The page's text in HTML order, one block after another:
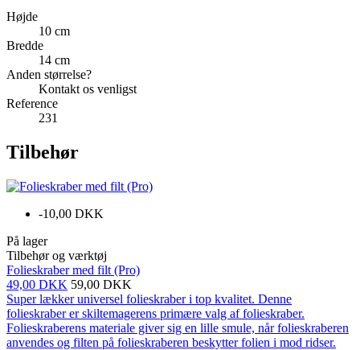
Højde
10 cm
Bredde
14 cm
Anden størrelse?
Kontakt os venligst
Reference
231
Tilbehør
-10,00 DKK
På lager
Tilbehør og værktøj
Folieskraber med filt (Pro)
49,00 DKK 59,00 DKK
Super lækker universel folieskraber i top kvalitet. Denne
folieskraber er skiltemagerens primære valg af folieskraber.
Folieskraberens materiale giver sig en lille smule, når folieskraberen
anvendes og filten på folieskraberen beskytter folien i mod ridser.